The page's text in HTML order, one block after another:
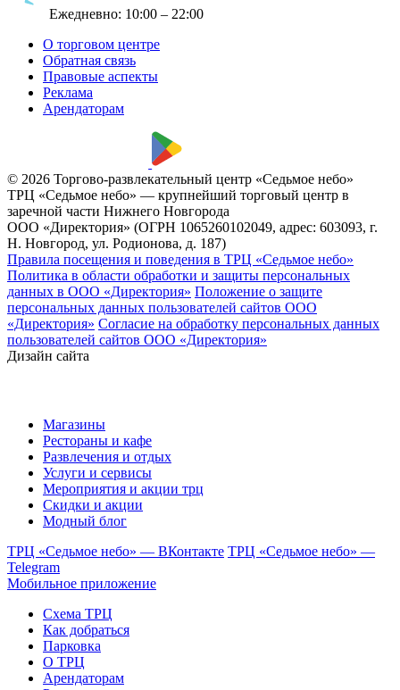
Ежедневно: 10:00 – 22:00
О торговом центре
Обратная связь
Правовые аспекты
Реклама
Арендаторам
© 2026 Торгово-развлекательный центр «Седьмое небо»
ТРЦ «Седьмое небо» — крупнейший торговый центр в
заречной части Нижнего Новгорода
ООО «Директория» (ОГРН 1065260102049, адрес: 603093, г.
Н. Новгород, ул. Родионова, д. 187)
Правила посещения и поведения в ТРЦ «Седьмое небо»
Политика в области обработки и защиты персональных
данных в ООО «Директория» Положение о защите
персональных данных пользователей сайтов ООО
«Директория» Согласие на обработку персональных данных
пользователей сайтов ООО «Директория»
Дизайн сайта
Магазины
Рестораны и кафе
Развлечения и отдых
Услуги и сервисы
Мероприятия и акции трц
Скидки и акции
Модный блог
ТРЦ «Седьмое небо» — ВКонтакте ТРЦ «Седьмое небо» —
Telegram
Мобильное приложение
Схема ТРЦ
Как добраться
Парковка
О ТРЦ
Арендаторам